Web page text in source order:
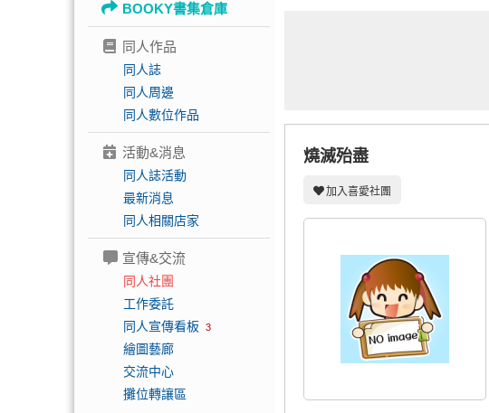
BOOKY書集倉庫
同人作品
同人誌
同人周邊
同人數位作品
活動&消息
同人誌活動
最新消息
同人相關店家
宣傳&交流
同人社團
工作委託
同人宣傳看板 3
繪圖藝廊
交流中心
攤位轉讓區
燒滅殆盡
加入喜愛社團